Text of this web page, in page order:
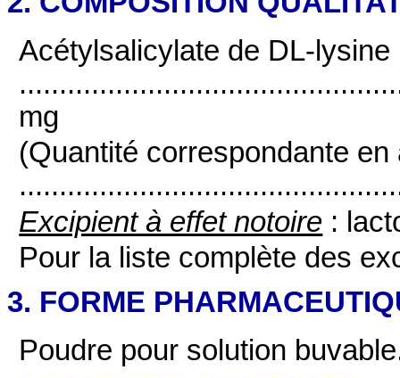
Acétylsalicylate de DL-lysine
mg
(Quantité correspondante
Excipient à effet notoire :
Pour la liste complète des
3. FORME
Poudre pour solution